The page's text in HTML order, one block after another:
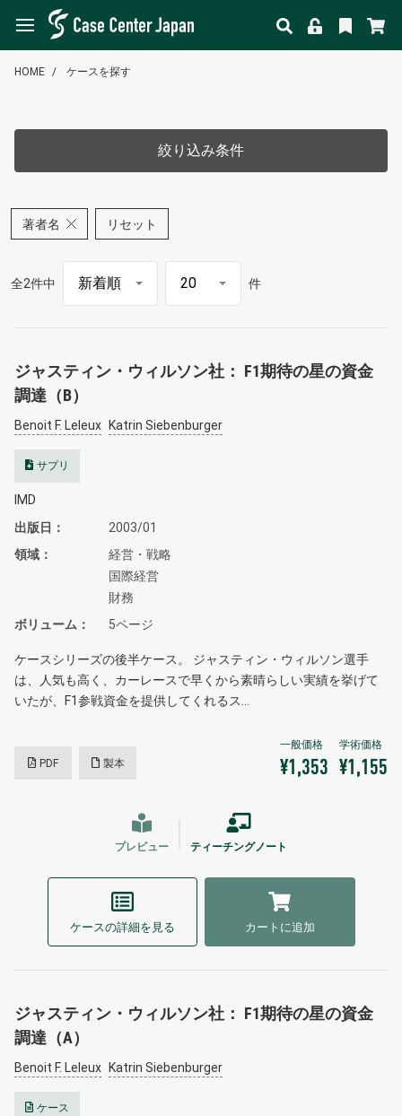
HOME ケースを探す
著者名 リセット
全2件中 件
ジャスティン・ウィルソン社： F1期待の星の資金
調達（B）
Benoit F. Leleux Katrin Siebenburger
サプリ
IMD
出版日
2003/01
領域
経営・戦略
国際経営
財務
ボリューム
5ページ
ケースシリーズの後半ケース。 ジャスティン・ウィルソン選手
は、人気も高く、カーレースで早くから素晴らしい実績を挙げて
いたが、F1参戦資金を提供してくれるス…
PDF 製本 ¥1,353 ¥1,155
プレビュー ティーチングノート
ケースの詳細を見る カートに追加
ジャスティン・ウィルソン社： F1期待の星の資金
調達（A）
Benoit F. Leleux Katrin Siebenburger
ケース
絞り込み条件